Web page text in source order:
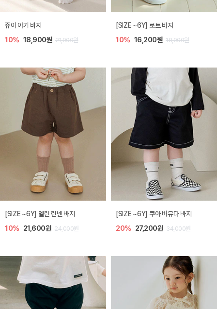
쥬이 아기 바지
10% 18,900원 21,000원
[SIZE ~6Y] 로트 바지
10% 16,200원 18,000원
[SIZE ~6Y] 델린 린넨 바지
10% 21,600원 24,000원
[SIZE ~6Y] 쿠아 버뮤다 바지
20% 27,200원 34,000원